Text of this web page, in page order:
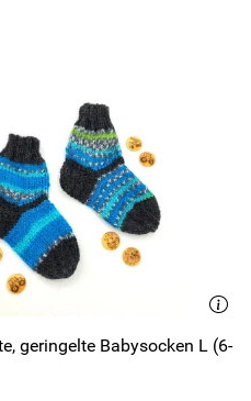
geringelte Babysocken L (6-